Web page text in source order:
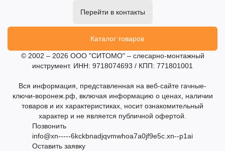
Перейти в контакты
Каталог товаров
© 2002 – 2026 ООО "СИТОМО" – слесарно-монтажный
инструмент. ИНН: 9718074693 / КПП: 771801001
Вся информация, представленная на веб-сайте гачные-
ключи-воронеж.рф, включая информацию о ценах, наличии
товаров и их характеристиках, носит ознакомительный
характер и не является публичной офертой.
Позвонить
info@xn-----6kckbnadjqvmwhoa7a0jf9e5c.xn--p1ai
Оставить заявку